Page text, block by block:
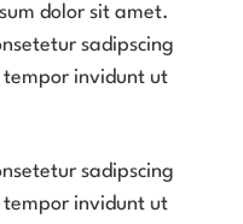
dolor sit amet.
sadipscing
tempor invidunt ut
sadipscing
tempor invidunt ut